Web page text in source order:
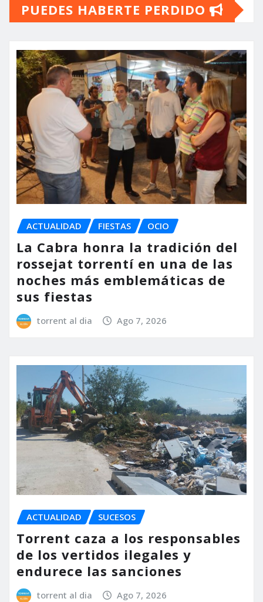
PUEDES HABERTE PERDIDO
ACTUALIDAD FIESTAS OCIO
La Cabra honra la tradición del
rossejat torrentí en una de las
noches más emblemáticas de
sus fiestas
torrent al dia Ago 7, 2026
ACTUALIDAD SUCESOS
Torrent caza a los responsables
de los vertidos ilegales y
endurece las sanciones
torrent al dia Ago 7, 2026